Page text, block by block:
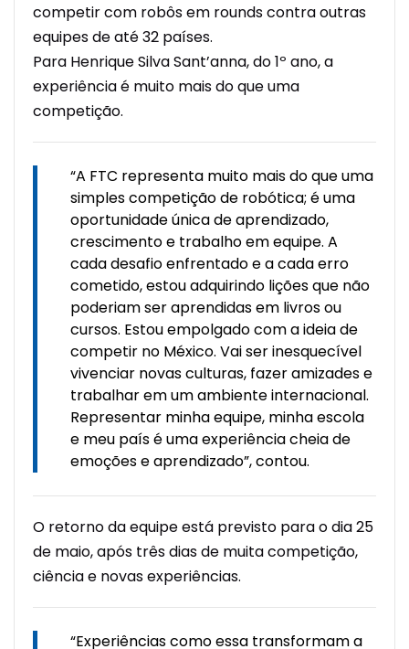
competir com robôs em rounds contra outras
equipes de até 32 países.
Para Henrique Silva Sant’anna, do 1º ano, a
experiência é muito mais do que uma
competição.
“A FTC representa muito mais do que uma
simples competição de robótica; é uma
oportunidade única de aprendizado,
crescimento e trabalho em equipe. A
cada desafio enfrentado e a cada erro
cometido, estou adquirindo lições que não
poderiam ser aprendidas em livros ou
cursos. Estou empolgado com a ideia de
competir no México. Vai ser inesquecível
vivenciar novas culturas, fazer amizades e
trabalhar em um ambiente internacional.
Representar minha equipe, minha escola
e meu país é uma experiência cheia de
emoções e aprendizado”, contou.
O retorno da equipe está previsto para o dia 25
de maio, após três dias de muita competição,
ciência e novas experiências.
“Experiências como essa transformam a